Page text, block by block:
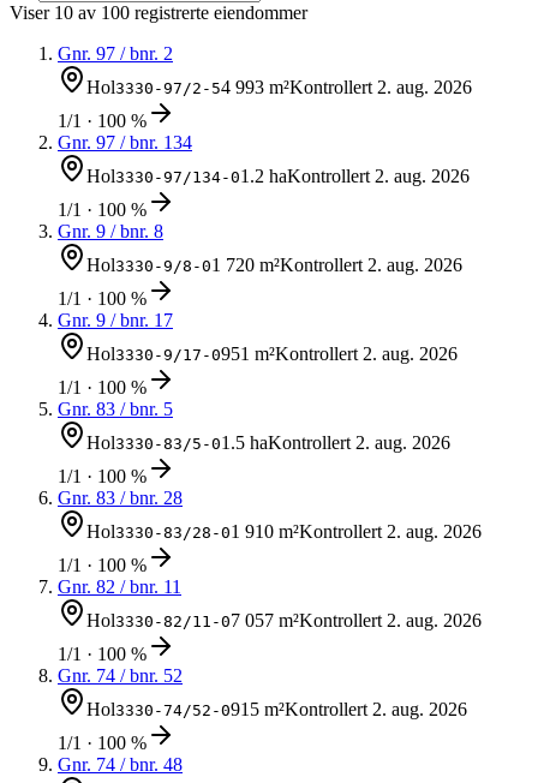
Viser 10 av 100 registrerte eiendommer
Gnr. 97 / bnr. 2
Hol3330-97/2-54 993 m²Kontrollert 2. aug. 2026
1/1 · 100 %
Gnr. 97 / bnr. 134
Hol3330-97/134-01.2 haKontrollert 2. aug. 2026
1/1 · 100 %
Gnr. 9 / bnr. 8
Hol3330-9/8-01 720 m²Kontrollert 2. aug. 2026
1/1 · 100 %
Gnr. 9 / bnr. 17
Hol3330-9/17-0951 m²Kontrollert 2. aug. 2026
1/1 · 100 %
Gnr. 83 / bnr. 5
Hol3330-83/5-01.5 haKontrollert 2. aug. 2026
1/1 · 100 %
Gnr. 83 / bnr. 28
Hol3330-83/28-01 910 m²Kontrollert 2. aug. 2026
1/1 · 100 %
Gnr. 82 / bnr. 11
Hol3330-82/11-07 057 m²Kontrollert 2. aug. 2026
1/1 · 100 %
Gnr. 74 / bnr. 52
Hol3330-74/52-0915 m²Kontrollert 2. aug. 2026
1/1 · 100 %
Gnr. 74 / bnr. 48